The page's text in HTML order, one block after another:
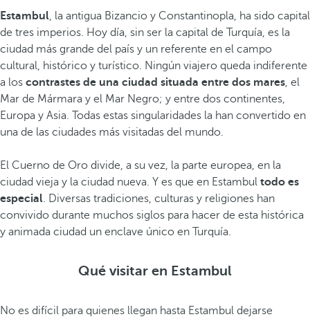
Estambul, la antigua Bizancio y Constantinopla, ha sido capital
de tres imperios. Hoy día, sin ser la capital de Turquía, es la
ciudad más grande del país y un referente en el campo
cultural, histórico y turístico. Ningún viajero queda indiferente
a los contrastes de una ciudad situada entre dos mares, el
Mar de Mármara y el Mar Negro; y entre dos continentes,
Europa y Asia. Todas estas singularidades la han convertido en
una de las ciudades más visitadas del mundo.
El Cuerno de Oro divide, a su vez, la parte europea, en la
ciudad vieja y la ciudad nueva. Y es que en Estambul todo es
especial. Diversas tradiciones, culturas y religiones han
convivido durante muchos siglos para hacer de esta histórica
y animada ciudad un enclave único en Turquía.
Qué visitar en Estambul
No es difícil para quienes llegan hasta Estambul dejarse